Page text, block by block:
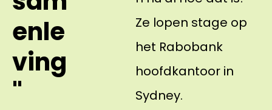
enle
ving
"
Ze lopen stage op
het Rabobank
hoofdkantoor in
Sydney.